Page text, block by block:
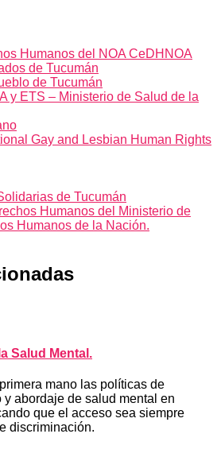
Humanos del NOA CeDHNOA
de Tucumán
de Tucumán
y ETS – Ministerio de Salud de la
Gay and Lesbian Human Rights
de Tucumán
Humanos del Ministerio de
Humanos de la Nación.
Salud Mental.
mano las políticas de
abordaje de salud mental en
que el acceso sea siempre
discriminación.